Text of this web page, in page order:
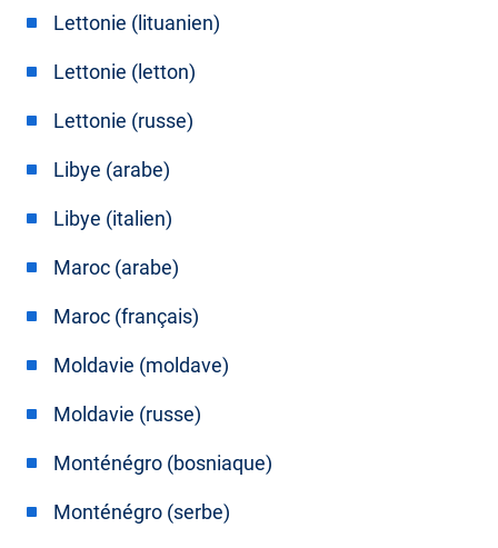
Lettonie (lituanien)
Lettonie (letton)
Lettonie (russe)
Libye (arabe)
Libye (italien)
Maroc (arabe)
Maroc (français)
Moldavie (moldave)
Moldavie (russe)
Monténégro (bosniaque)
Monténégro (serbe)